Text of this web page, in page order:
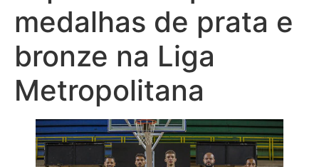
medalhas de prata e
bronze na Liga
Metropolitana